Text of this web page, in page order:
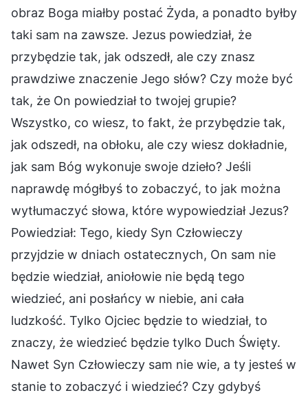
obraz Boga miałby postać Żyda, a ponadto byłby
taki sam na zawsze. Jezus powiedział, że
przybędzie tak, jak odszedł, ale czy znasz
prawdziwe znaczenie Jego słów? Czy może być
tak, że On powiedział to twojej grupie?
Wszystko, co wiesz, to fakt, że przybędzie tak,
jak odszedł, na obłoku, ale czy wiesz dokładnie,
jak sam Bóg wykonuje swoje dzieło? Jeśli
naprawdę mógłbyś to zobaczyć, to jak można
wytłumaczyć słowa, które wypowiedział Jezus?
Powiedział: Tego, kiedy Syn Człowieczy
przyjdzie w dniach ostatecznych, On sam nie
będzie wiedział, aniołowie nie będą tego
wiedzieć, ani posłańcy w niebie, ani cała
ludzkość. Tylko Ojciec będzie to wiedział, to
znaczy, że wiedzieć będzie tylko Duch Święty.
Nawet Syn Człowieczy sam nie wie, a ty jesteś w
stanie to zobaczyć i wiedzieć? Czy gdybyś